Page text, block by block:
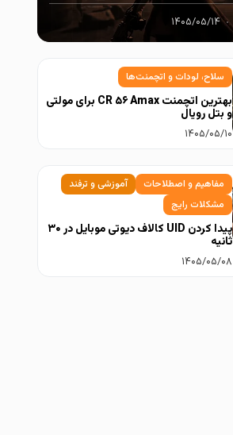
۱۴۰۵/۰۵/۱۴
سلاح، لودات و اتچمنت‌ها
بهترین اتچمنت CR ۵۶ Amax برای مولتی
و بتل رویال
۱۴۰۵/۰۵/۱۰
مفاهیم و اصطلاحات
آموزشی و ترفند
مشکلات رایج
پیدا کردن UID کالاف دیوتی موبایل در ۳۰
ثانیه
۱۴۰۵/۰۵/۰۸